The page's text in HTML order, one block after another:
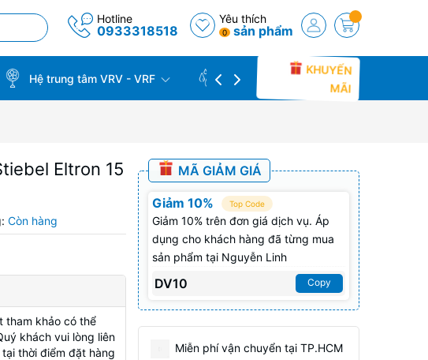
Hotline
0933318518
Yêu thích
0 sản phẩm
Hệ trung tâm VRV - VRF CÔNG TRÌNH THỰC TẾ
KHUYẾN
MÃI
Eltron 15
Còn hàng
tham khảo có thể
khách vui lòng liên
thời điểm đặt hàng
MÃ GIẢM GIÁ
Giảm 10% Top Code
Giảm 10% trên đơn giá dịch vụ. Áp
dụng cho khách hàng đã từng mua
sản phẩm tại Nguyễn Linh
DV10 Copy
Miễn phí vận chuyển tại TP.HCM